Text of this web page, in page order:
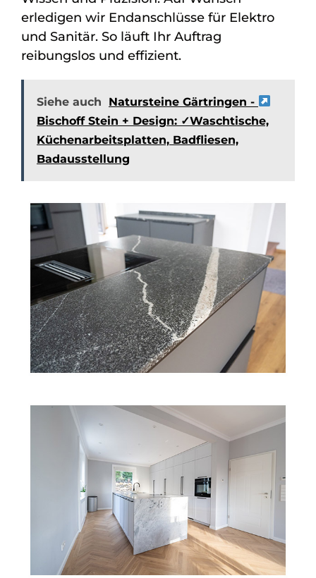
erledigen wir Endanschlüsse für Elektro
und Sanitär. So läuft Ihr Auftrag
reibungslos und effizient.
Siehe auch
Natursteine Gärtringen -
Bischoff Stein + Design: ✓Waschtische,
Küchenarbeitsplatten, Badfliesen,
Badausstellung